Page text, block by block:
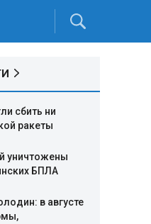
сбить ни
ракеты
уничтожены
БПЛА
в августе